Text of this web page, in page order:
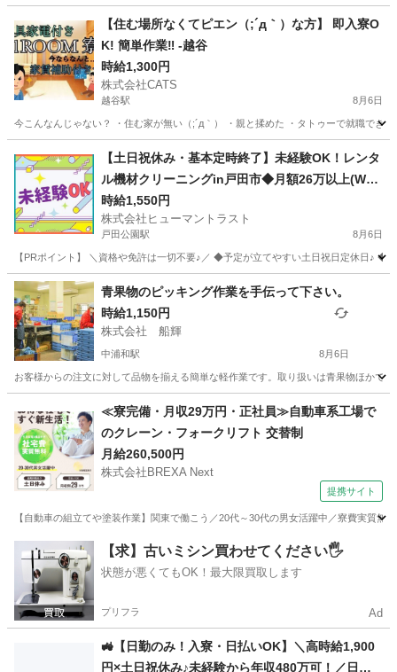
【住む場所なくてピエン（;´д｀）な方】 即入寮O
K! 簡単作業‼ -越谷
時給1,300円
株式会社CATS
越谷駅 8月6日
今こんなんじゃない？ ・住む家が無い（;´д｀） ・親と揉めた ・タトゥーで就職でき
越谷駅 仕分け 住み込み
【土日祝休み・基本定時終了】未経験OK！レンタ
ル機材クリーニングin戸田市◆月額26万以上(W2G
-0445_1)
時給1,550円
株式会社ヒューマントラスト
戸田公園駅 8月6日
【PRポイント】 ＼資格や免許は一切不要♪／ ◆予定が立てやすい土日祝日定休日♪ ◆
埼玉 戸田市 戸田公園駅
青果物のピッキング作業を手伝って下さい。
時給1,150円
株式会社 船輝
中浦和駅 8月6日
お客様からの注文に対して品物を揃える簡単な軽作業です。取り扱いは青果物ほかで
中浦和駅 仕分け
≪寮完備・月収29万円・正社員≫自動車系工場で
のクレーン・フォークリフト 交替制
月給260,500円
株式会社BREXA Next
提携サイト
【自動車の組立てや塗装作業】関東で働こう／20代～30代の男女活躍中／寮費実質
埼玉 その他 【求】古いミシン買わせてください🖐️
状態が悪くてもOK！最大限買取します
プリフラ Ad
🚜【日勤のみ！入寮・日払いOK】＼高時給1,900
円×土日祝休み♪未経験から年収480万可！／日払